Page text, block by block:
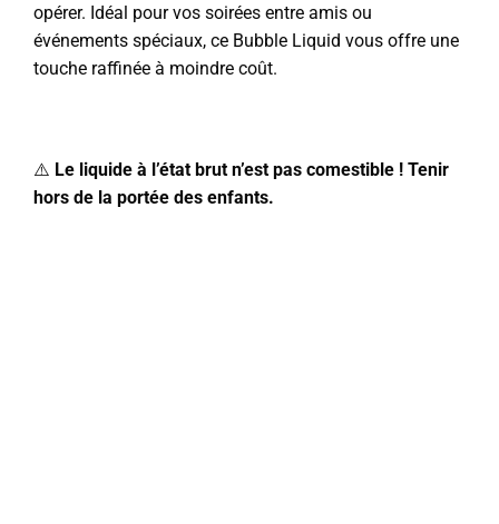
opérer. Idéal pour vos soirées entre amis ou
événements spéciaux, ce Bubble Liquid vous offre une
touche raffinée à moindre coût.
⚠️ Le liquide à l’état brut n’est pas comestible ! Tenir
hors de la portée des enfants.